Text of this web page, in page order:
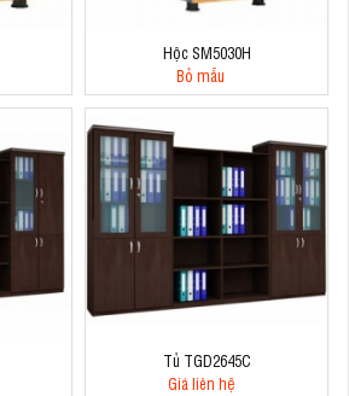
Hộc SM5030H
Bỏ mẫu
Tủ TGD2645C
Giá liên hệ